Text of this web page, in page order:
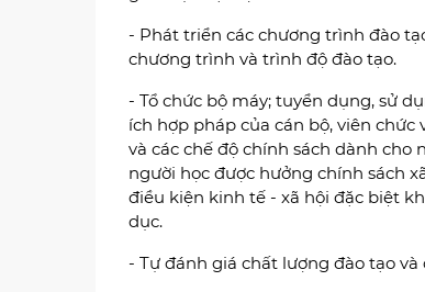
- Phát triển các chương trình đào
chương trình và trình độ đào tạo.
- Tổ chức bộ máy; tuyển dụng, sử
ích hợp pháp của cán bộ, viên
và các chế độ chính sách dành cho
người học được hưởng chính sách
điều kiện kinh tế - xã hội đặc biệt
dục.
- Tự đánh giá chất lượng đào tạo